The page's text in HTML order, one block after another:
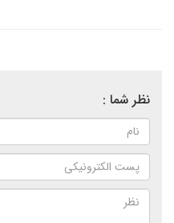
نظر شما :